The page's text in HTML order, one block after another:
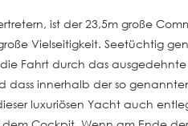
ist der 23,5m große
Vielseitigkeit. Seetüchtig
Fahrt durch das
dass innerhalb der so
luxuriösen Yacht auch